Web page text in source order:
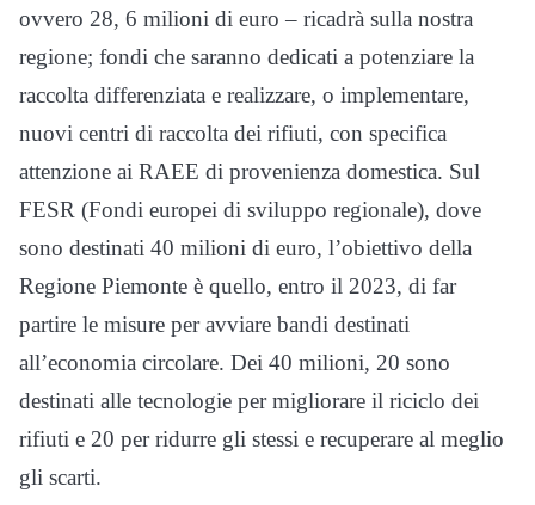
ovvero 28, 6 milioni di euro – ricadrà sulla nostra
regione; fondi che saranno dedicati a potenziare la
raccolta differenziata e realizzare, o implementare,
nuovi centri di raccolta dei rifiuti, con specifica
attenzione ai RAEE di provenienza domestica. Sul
FESR (Fondi europei di sviluppo regionale), dove
sono destinati 40 milioni di euro, l’obiettivo della
Regione Piemonte è quello, entro il 2023, di far
partire le misure per avviare bandi destinati
all’economia circolare. Dei 40 milioni, 20 sono
destinati alle tecnologie per migliorare il riciclo dei
rifiuti e 20 per ridurre gli stessi e recuperare al meglio
gli scarti.